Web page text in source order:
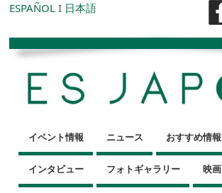
ESPAÑOL I 日本語
イベント情報 ニュース おすすめ情報
インタビュー フォトギャラリー 映画